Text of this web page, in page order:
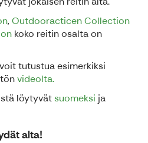
,Outdooracticen Collection
koko reitin osalta on
tutustua esimerkiksi
videolta.
löytyvät suomeksi ja
alta!